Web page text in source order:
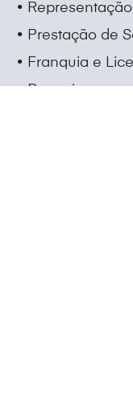
•
• Prestação de
• Franquia e
• Parcerias;